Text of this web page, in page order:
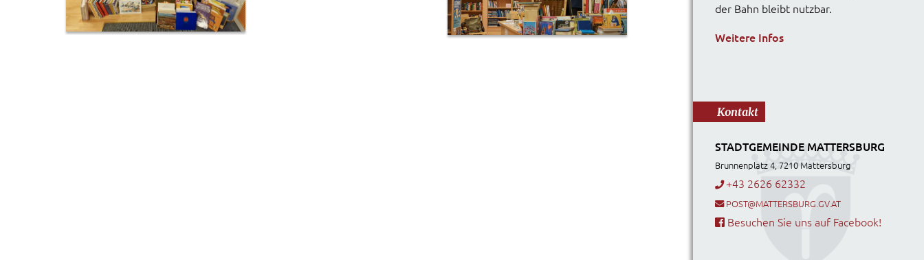
der Bahn bleibt nutzbar.
Weitere Infos
Kontakt
STADTGEMEINDE MATTERSBURG
Brunnenplatz 4, 7210 Mattersburg
+43 2626 62332
POST@MATTERSBURG.GV.AT
Besuchen Sie uns auf Facebook!